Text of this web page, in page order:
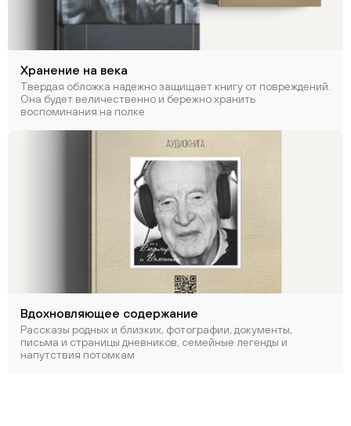
Хранение на века
Твердая обложка надежно защищает книгу от повреждений.
Она будет величественно и бережно хранить
воспоминания на полке
Вдохновляющее содержание
Рассказы родных и близких, фотографии, документы,
письма и страницы дневников, семейные легенды и
напутствия потомкам